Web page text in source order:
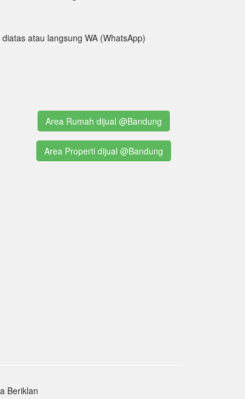
atau langsung WA (WhatsApp)
Area Rumah dijual @Bandung
Area Properti dijual @Bandung
Beriklan